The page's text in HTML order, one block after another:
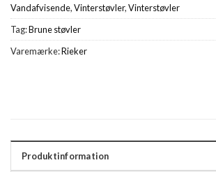
Vandafvisende,Vinterstøvler,Vinterstøvler
Tag:Brune støvler
Varemærke:Rieker
Produktinformation